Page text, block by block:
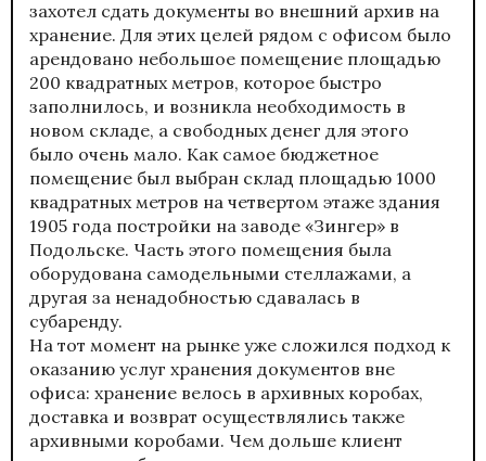
захотел сдать документы во внешний архив на
хранение. Для этих целей рядом с офисом было
арендовано небольшое помещение площадью
200 квадратных метров, которое быстро
заполнилось, и возникла необходимость в
новом складе, а свободных денег для этого
было очень мало. Как самое бюджетное
помещение был выбран склад площадью 1000
квадратных метров на четвертом этаже здания
1905 года постройки на заводе «Зингер» в
Подольске. Часть этого помещения была
оборудована самодельными стеллажами, а
другая за ненадобностью сдавалась в
субаренду.
На тот момент на рынке уже сложился подход к
оказанию услуг хранения документов вне
офиса: хранение велось в архивных коробах,
доставка и возврат осуществлялись также
архивными коробами. Чем дольше клиент